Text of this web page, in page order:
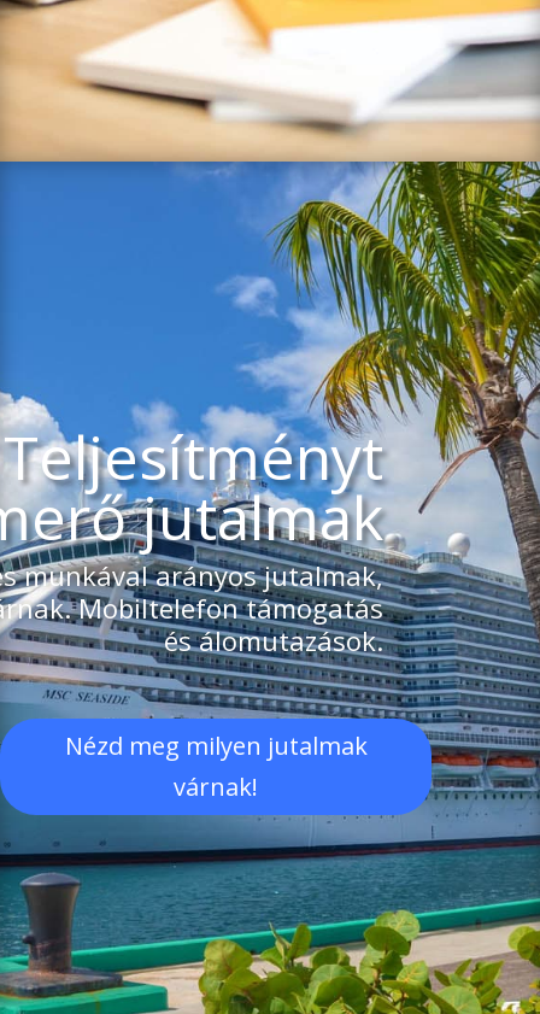
Teljesítményt
jutalmak
munkával arányos jutalmak,
Mobiltelefon támogatás
és álomutazások.
Nézd meg milyen jutalmak
várnak!